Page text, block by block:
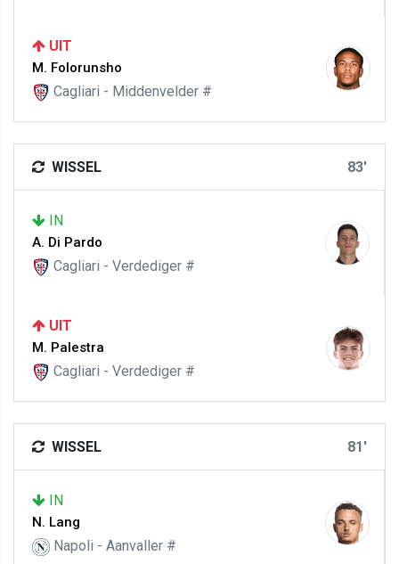
UIT
M. Folorunsho
Cagliari - Middenvelder #
WISSEL 83'
IN
A. Di Pardo
Cagliari - Verdediger #
UIT
M. Palestra
Cagliari - Verdediger #
WISSEL 81'
IN
N. Lang
Napoli - Aanvaller #